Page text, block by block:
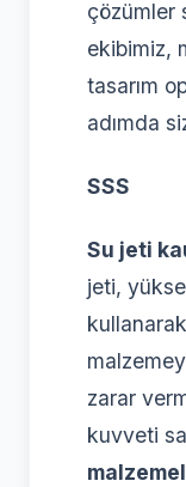
çözümler
ekibimiz,
tasarım
adımda
SSS
Su jeti
jeti,
zarar
kuvveti